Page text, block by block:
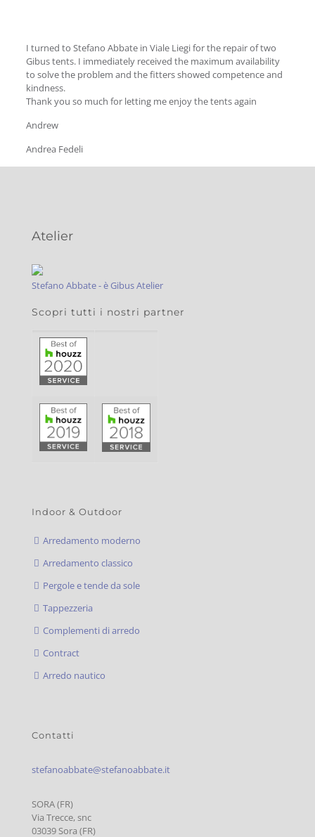
I turned to Stefano Abbate in Viale Liegi for the repair of two
Gibus tents. I immediately received the maximum availability
to solve the problem and the fitters showed competence and
kindness.
Thank you so much for letting me enjoy the tents again
Andrew
Andrea Fedeli
Atelier
Stefano Abbate - è Gibus Atelier
Scopri tutti i nostri partner
Indoor & Outdoor
Arredamento moderno
Arredamento classico
Pergole e tende da sole
Tappezzeria
Complementi di arredo
Contract
Arredo nautico
Contatti
stefanoabbate@stefanoabbate.it
SORA (FR)
Via Trecce, snc
03039 Sora (FR)